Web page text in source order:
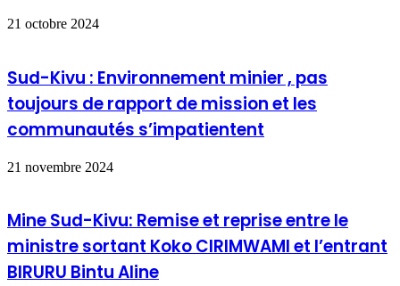
21 octobre 2024
Sud-Kivu : Environnement minier , pas
toujours de rapport de mission et les
communautés s’impatientent
21 novembre 2024
Mine Sud-Kivu: Remise et reprise entre le
ministre sortant Koko CIRIMWAMI et l’entrant
BIRURU Bintu Aline